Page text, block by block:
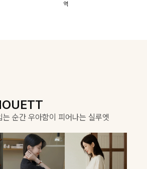
할 수 있어요🤍
역
는 순간 우아함이 피어나는 실루엣
게 감싸줄 니트 컬렉션
JOY
, 합리적인 선택으로 채우는 즐거움